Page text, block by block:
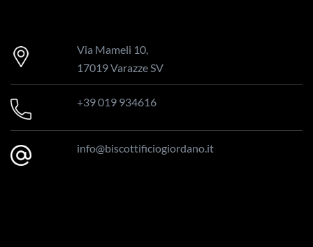
Via Mameli 10,
17019 Varazze SV
+39 019 934616
info@biscottificiogiordano.it